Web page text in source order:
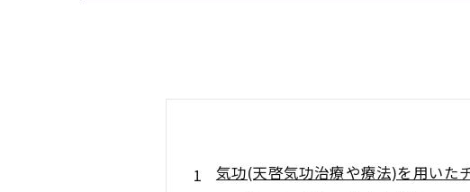
気功(天啓気功治療や療法)を用いた